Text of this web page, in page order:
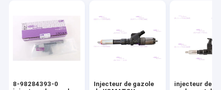
8-98284393-0
Injecteur de gazole
injecteur de